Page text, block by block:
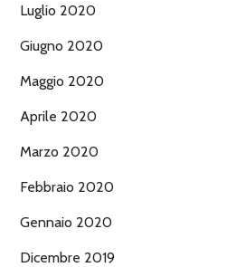
Luglio 2020
Giugno 2020
Maggio 2020
Aprile 2020
Marzo 2020
Febbraio 2020
Gennaio 2020
Dicembre 2019